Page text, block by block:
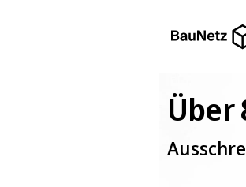
Über